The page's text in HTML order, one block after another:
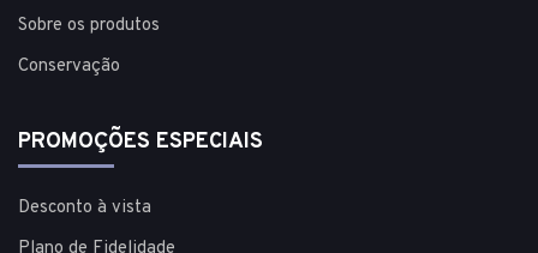
Sobre os produtos
Conservação
PROMOÇÕES ESPECIAIS
Desconto à vista